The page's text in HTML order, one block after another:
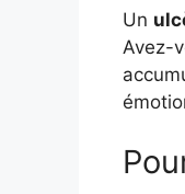
Un
Avez-